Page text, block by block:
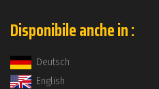
Disponibile anche in :
Deutsch
English